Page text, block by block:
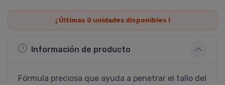
¡ Últimas 0unidades disponibles !
Información de producto
Fórmula preciosa que ayuda a penetrar el tallo del